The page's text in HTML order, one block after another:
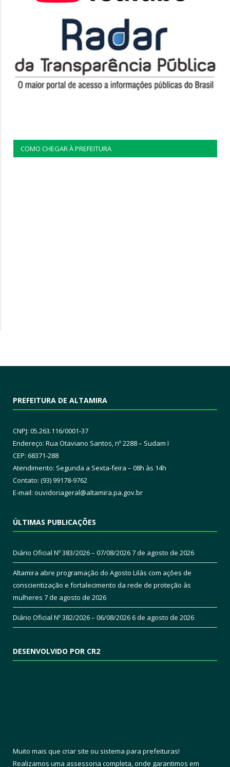
COMO CHEGAR À PREFEITURA
PREFEITURA DE ALTAMIRA
CNPJ: 05.263.116/0001-37
Endereço: Rua Otaviano Santos, nº 2288 – Sudam I
CEP: 68371-288
Atendimento: Segunda a Sexta-feira – 08h às 14h
Contato: (93) 99178-9762
E-mail: ouvidoriageral@altamira.pa.gov.br
ÚLTIMAS PUBLICAÇÕES
Diário Oficial Nº 383/2026 – 07/08/20267 de agosto de 2026
Altamira abre programação do Agosto Lilás com ações de
conscientização e fortalecimento da rede de proteção às
mulheres 7 de agosto de 2026
Diário Oficial Nº 382/2026 – 06/08/20266 de agosto de 2026
DESENVOLVIDO POR CR2
Muito mais que criar site ou sistema para prefeituras!
Realizamos uma assessoria completa, onde garantimos em